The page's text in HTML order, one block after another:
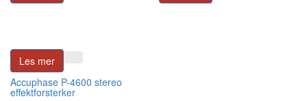
Les mer
Accuphase P-4600 stereo
effektforsterker